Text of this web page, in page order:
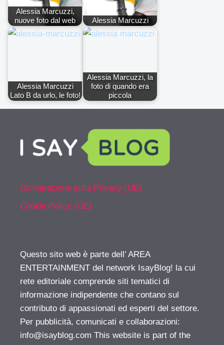
Alessia Marcuzzi,
nuove foto dal web
Alessia Marcuzzi
Alessia Marcuzzi
Lato B da urlo, le foto!
Alessia Marcuzzi, la
foto di quando era
piccola
Dichiarazione sulla Privacy (UE)
Cookie Policy (UE)
Questo sito web è parte dell’ AREA
ENTERTAINMENT del network IsayBlog! la cui
rete editoriale comprende siti tematici di
informazione indipendente che contano sul
contributo di appassionati ed esperti del settore.
Per pubblicità, comunicati e collaborazioni:
info@isayblog.com This website is part of the